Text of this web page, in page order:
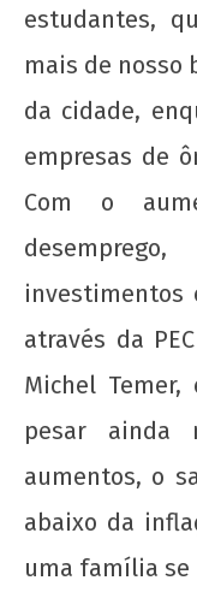
Ano Novo,
da Tarifa de
janeiro
2017
wp-
estudantes,
mais de nosso
da cidade,
empresas de
Com o
investimentos
através da
Michel
pesar ainda
aumentos, o
abaixo da
uma família se